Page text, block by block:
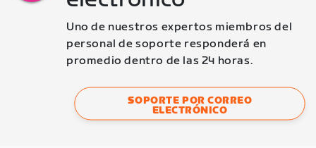
Uno de nuestros expertos miembros del
personal de soporte responderá en
promedio dentro de las 24 horas.
SOPORTE POR CORREO
ELECTRÓNICO